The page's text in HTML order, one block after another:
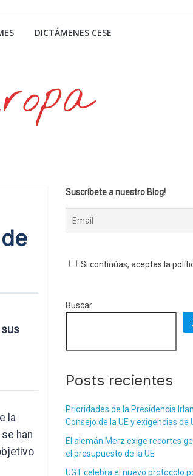
DICTÁMENES CESE
sus
la
han
Suscríbete a nuestro Blog!
Si continúas, aceptas la
Buscar
Posts recientes
Prioridades de la Presidencia
Consejo de la UE y exigencias de
El alemán Merz exige recortes
el presupuesto de la UE
UGT celebra el nuevo protocolo